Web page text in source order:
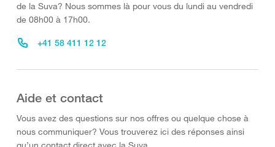
de la Suva? Nous sommes là pour vous du lundi au vendredi
de 08h00 à 17h00.
+41 58 411 12 12
Aide et contact
Vous avez des questions sur nos offres ou quelque chose à
nous communiquer? Vous trouverez ici des réponses ainsi